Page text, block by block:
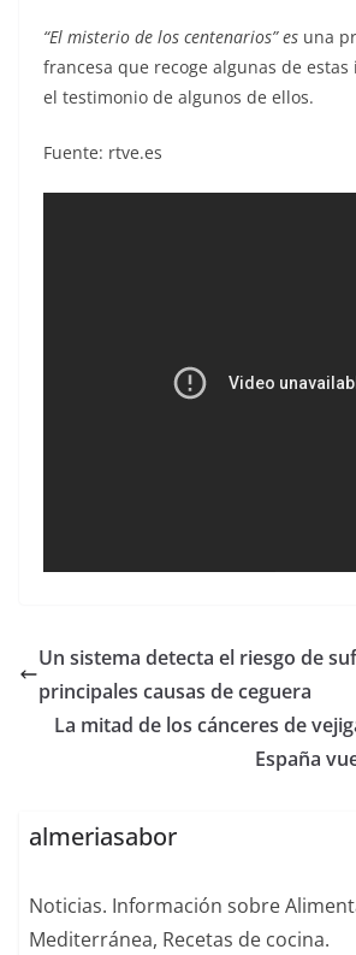
“El misterio de los centenarios” es una
francesa que recoge algunas de estas
el testimonio de algunos de ellos.
Fuente: rtve.es
Un sistema detecta el riesgo de
principales causas de ceguera
La mitad de los cánceres de
España
almeriasabor
Noticias. Información sobre
Mediterránea, Recetas de cocina.